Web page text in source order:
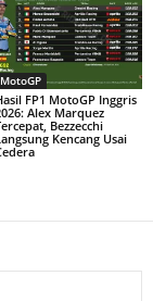
MotoGP
FP1 MotoGP Inggris
Alex Marquez
Bezzecchi
Kencang Usai